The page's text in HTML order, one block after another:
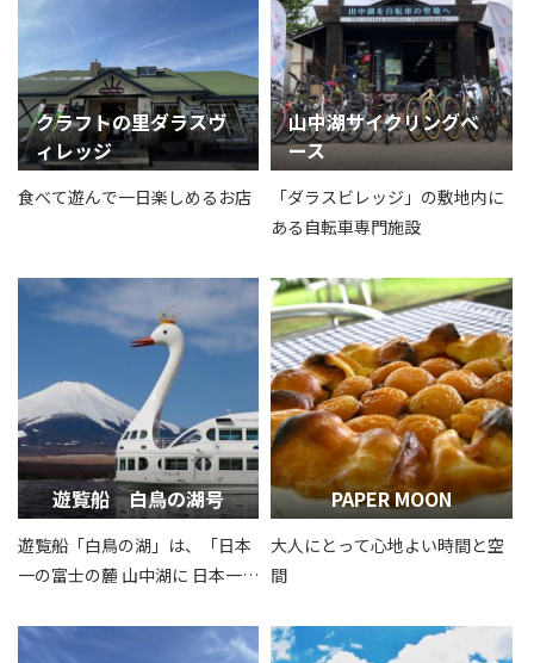
クラフトの里ダラスヴ
ィレッジ
食べて遊んで一日楽しめるお店
山中湖サイクリングベ
ース
「ダラスビレッジ」の敷地内に
ある自転車専門施設
遊覧船 白鳥の湖号
遊覧船「白鳥の湖」は、「日本
一の富士の麓 山中湖に 日本一美
ンセプトに、子どもからお年寄
PAPER MOON
大人にとって心地よい時間と空
間